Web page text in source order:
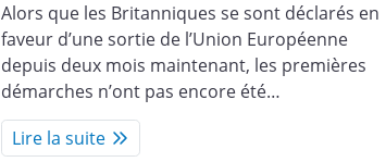
Alors que les Britanniques se sont déclarés en
faveur d’une sortie de l’Union Européenne
depuis deux mois maintenant, les premières
démarches n’ont pas encore été…
Lire la suite